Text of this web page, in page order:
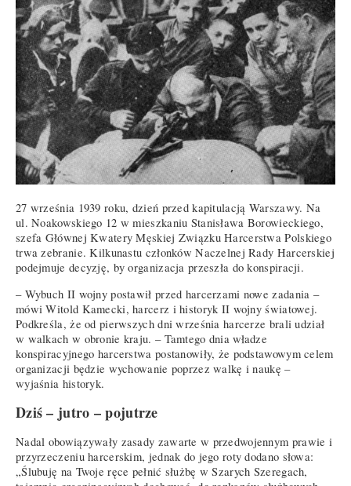
27 września 1939 roku, dzień przed kapitulacją Warszawy. Na
ul. Noakowskiego 12 w mieszkaniu Stanisława Borowieckiego,
szefa Głównej Kwatery Męskiej Związku Harcerstwa Polskiego
trwa zebranie. Kilkunastu członków Naczelnej Rady Harcerskiej
podejmuje decyzję, by organizacja przeszła do konspiracji.
– Wybuch II wojny postawił przed harcerzami nowe zadania –
mówi Witold Kamecki, harcerz i historyk II wojny światowej.
Podkreśla, że od pierwszych dni września harcerze brali udział
w walkach w obronie kraju. – Tamtego dnia władze
konspiracyjnego harcerstwa postanowiły, że podstawowym celem
organizacji będzie wychowanie poprzez walkę i naukę –
wyjaśnia historyk.
Dziś – jutro – pojutrze
Nadal obowiązywały zasady zawarte w przedwojennym prawie i
przyrzeczeniu harcerskim, jednak do jego roty dodano słowa:
„Ślubuję na Twoje ręce pełnić służbę w Szarych Szeregach,